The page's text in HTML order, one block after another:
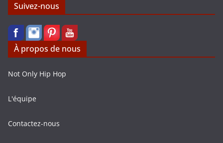
Suivez-nous
À propos de nous
Not Only Hip Hop
L'équipe
Contactez-nous